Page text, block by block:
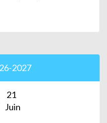
2027
21
Juin